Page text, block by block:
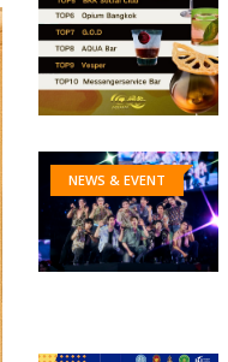
NEWS & EVENT